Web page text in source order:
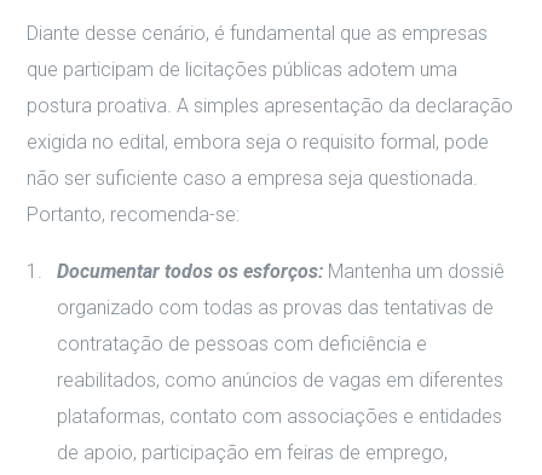
Diante desse cenário, é fundamental que as empresas
que participam de licitações públicas adotem uma
postura proativa. A simples apresentação da declaração
exigida no edital, embora seja o requisito formal, pode
não ser suficiente caso a empresa seja questionada.
Portanto, recomenda-se:
Documentar todos os esforços: Mantenha um dossiê
organizado com todas as provas das tentativas de
contratação de pessoas com deficiência e
reabilitados, como anúncios de vagas em diferentes
plataformas, contato com associações e entidades
de apoio, participação em feiras de emprego,